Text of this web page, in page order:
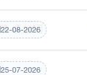
22-08-2026
25-07-2026